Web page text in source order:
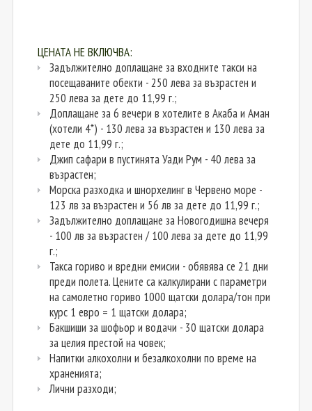
ЦЕНАТА НЕ ВКЛЮЧВА:
Задължително доплащане за входните такси на
посещаваните обекти - 250 лева за възрастен и
250 лева за дете до 11,99 г.;
Доплащане за 6 вечери в хотелите в Акаба и Аман
(хотели 4*) - 130 лева за възрастен и 130 лева за
дете до 11,99 г.;
Джип сафари в пустинята Уади Рум - 40 лева за
възрастен;
Морска разходка и шнорхелинг в Червено море -
123 лв за възрастен и 56 лв за дете до 11,99 г.;
Задължително доплащане за Новогодишна вечеря
- 100 лв за възрастен / 100 лева за дете до 11,99
г.;
Такса гориво и вредни емисии - обявява се 21 дни
преди полета. Цените са калкулирани с параметри
на самолетно гориво 1000 щатски долара/тон при
курс 1 евро = 1 щатски долара;
Бакшиши за шофьор и водачи - 30 щатски долара
за целия престой на човек;
Напитки алкохолни и безалкохолни по време на
храненията;
Лични разходи;